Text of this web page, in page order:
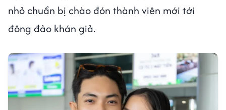
nhỏ chuẩn bị chào đón thành viên mới tới
đông đảo khán giả.